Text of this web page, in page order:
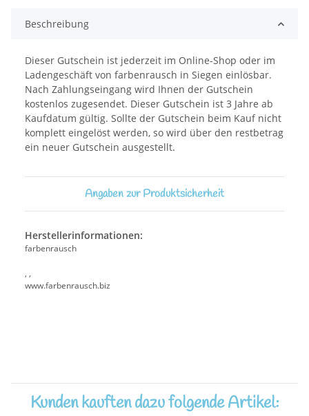
Beschreibung
Dieser Gutschein ist jederzeit im Online-Shop oder im
Ladengeschäft von farbenrausch in Siegen einlösbar.
Nach Zahlungseingang wird Ihnen der Gutschein
kostenlos zugesendet. Dieser Gutschein ist 3 Jahre ab
Kaufdatum gültig. Sollte der Gutschein beim Kauf nicht
komplett eingelöst werden, so wird über den restbetrag
ein neuer Gutschein ausgestellt.
Angaben zur Produktsicherheit
Herstellerinformationen:
farbenrausch
, ,
www.farbenrausch.biz
Kunden kauften dazu folgende Artikel: